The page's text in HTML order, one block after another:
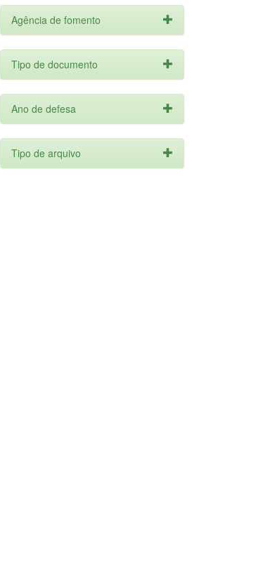
Agência de fomento
Tipo de documento
Ano de defesa
Tipo de arquivo